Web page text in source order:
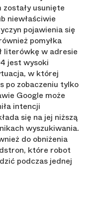
usunięte
niewłaściwie
pojawienia się
pomyłka
literówkę w adresie
jest wysoki
w której
po zobaczeniu tylko
Google może
intencji
się na jej niższą
wyszukiwania.
do obniżenia
które robot
podczas jednej